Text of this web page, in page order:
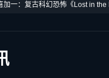
加一：复古科幻恐怖《Lost in